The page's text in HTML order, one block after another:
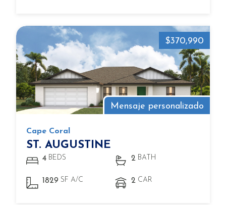
Mensaje personalizado
$370,990
Cape Coral
ST. AUGUSTINE
4 BEDS 2 BATH
1829 SF A/C 2 CAR